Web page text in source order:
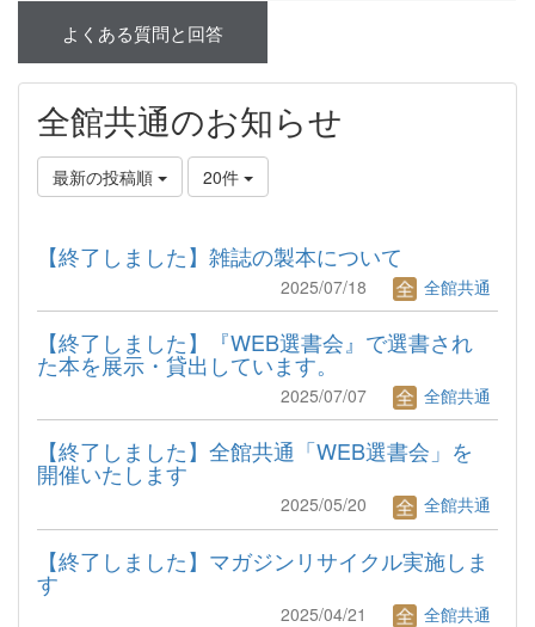
よくある質問と回答
全館共通のお知らせ
最新の投稿順 20件
【終了しました】雑誌の製本について
2025/07/18 全館共通
【終了しました】『WEB選書会』で選書され
た本を展示・貸出しています。
2025/07/07 全館共通
【終了しました】全館共通「WEB選書会」を
開催いたします
2025/05/20 全館共通
【終了しました】マガジンリサイクル実施しま
す
2025/04/21 全館共通